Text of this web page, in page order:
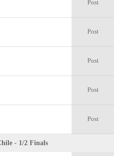
Post
Post
Post
Post
Post
- 1/2 Finals